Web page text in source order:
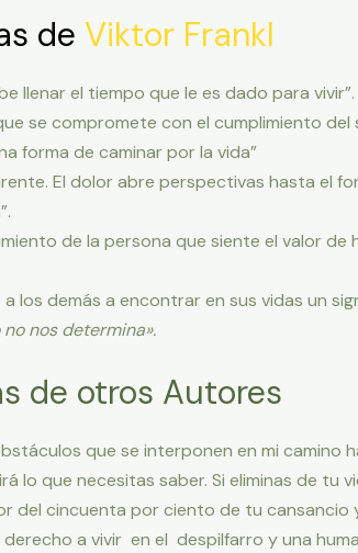
de Viktor Frankl
llenar el tiempo que le es dado para vivir”.
se compromete con el cumplimiento del
forma de caminar por la vida”
El dolor abre perspectivas hasta el
de la persona que siente el valor
los demás a encontrar en sus vidas un
nos determina».
de otros Autores
que se interponen en mi camino
que necesitas saber. Si eliminas de tu
del cincuenta por ciento de tu cansancio
a vivir en el despilfarro y una